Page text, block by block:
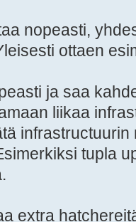
nopeasti,
ottaen
ja saa
liikaa
tupla
extra